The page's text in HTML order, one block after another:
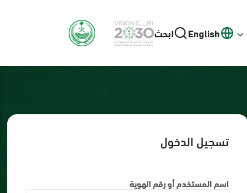
English ابحث
تسجيل الدخول
اسم المستخدم أو رقم الهوية